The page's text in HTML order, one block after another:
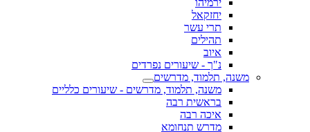
ירמיהו
יחזקאל
תרי עשר
תהילים
איוב
נ"ך - שיעורים נפרדים
משנה, תלמוד, מדרשים
משנה, תלמוד, מדרשים - שיעורים כלליים
בראשית רבה
איכה רבה
מדרש תנחומא